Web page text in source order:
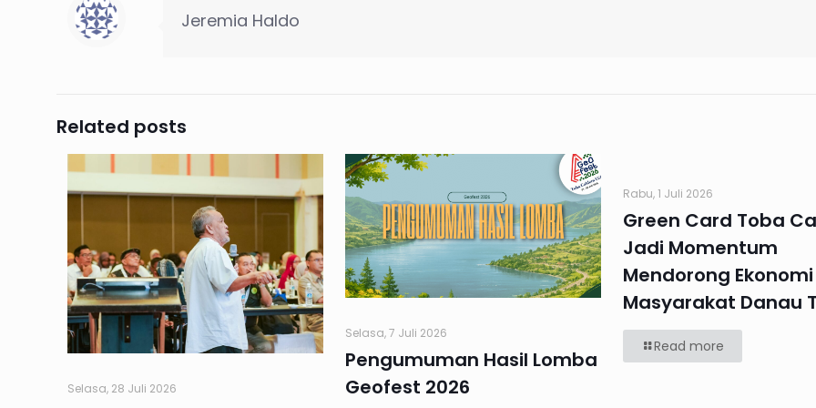
Jeremia Haldo
Related posts
Selasa, 28 Juli 2026
Selasa, 7 Juli 2026
Pengumuman Hasil Lomba
Geofest 2026
Rabu, 1 Juli 2026
Green Card Toba
Jadi Momentum
Mendorong Ekonomi
Masyarakat Danau
Read more